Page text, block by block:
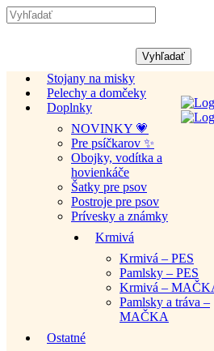
Stojany na misky
Pelechy a domčeky
Doplnky
NOVINKY 💗
Pre psíčkarov ✨
Obojky, vodítka a
hovienkáče
Šatky pre psov
Postroje pre psov
Prívesky a známky
Krmivá
Krmivá – PES
Pamlsky – PES
Krmivá –
Pamlsky a tráva –
MAČKA
Ostatné
-12% ZĽAVA s kódom